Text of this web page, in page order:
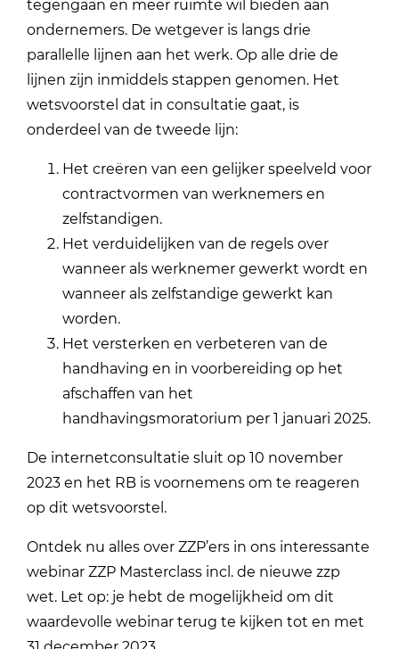
tegengaan en meer ruimte wil bieden aan
ondernemers. De wetgever is langs drie
parallelle lijnen aan het werk. Op alle drie de
lijnen zijn inmiddels stappen genomen. Het
wetsvoorstel dat in consultatie gaat, is
onderdeel van de tweede lijn:
Het creëren van een gelijker speelveld voor
contractvormen van werknemers en
zelfstandigen.
Het verduidelijken van de regels over
wanneer als werknemer gewerkt wordt en
wanneer als zelfstandige gewerkt kan
worden.
Het versterken en verbeteren van de
handhaving en in voorbereiding op het
afschaffen van het
handhavingsmoratorium per 1 januari 2025.
De internetconsultatie sluit op 10 november
2023 en het RB is voornemens om te reageren
op dit wetsvoorstel.
Ontdek nu alles over ZZP’ers in ons interessante
webinar ZZP Masterclass incl. de nieuwe zzp
wet. Let op: je hebt de mogelijkheid om dit
waardevolle webinar terug te kijken tot en met